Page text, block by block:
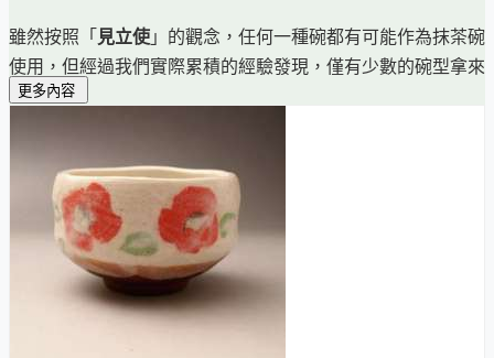
雖然按照「 見立使 」的觀念，任何一種碗都有可能作為抹茶碗
使用，但經過我們實際累積的經驗發現，僅有少數的碗型拿來
點茶 (以茶筅刷勻抹茶) 才比較順手。
碗，特別適合初學者，因為刷泡抹茶時會更順手，待客或自己
享用抹茶時也更賞心悅目。
更多內容